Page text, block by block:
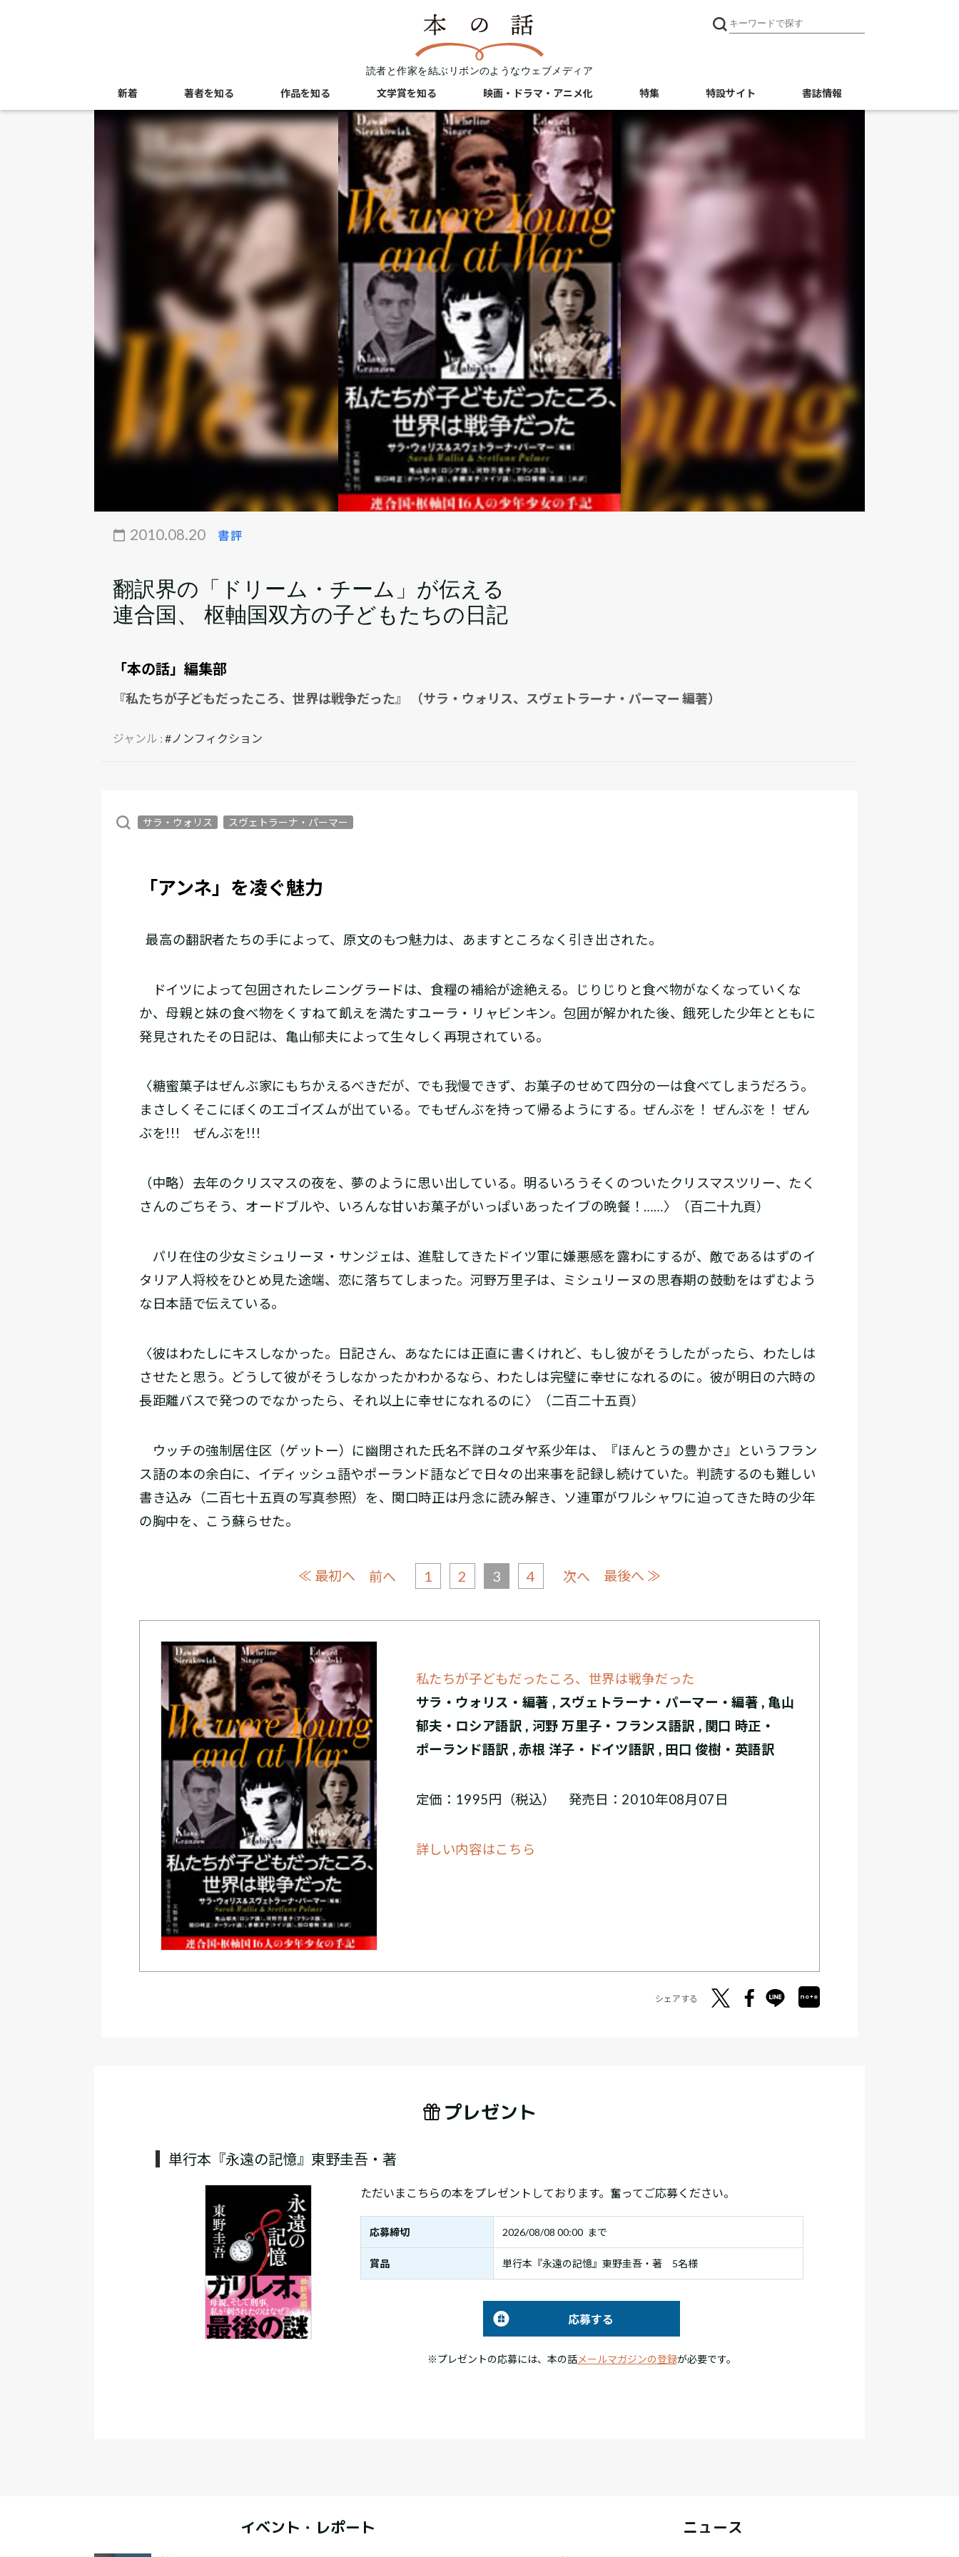
読者と作家を結ぶリボンのようなウェブメディア
新着 著者を知る 作品を知る 文学賞を知る 映画・ドラマ・アニメ化 特集 特設サイト 書誌情報
2010.08.20 書評
翻訳界の「ドリーム・チーム」が伝える
連合国、 枢軸国双方の子どもたちの日記
「本の話」編集部
『私たちが子どもだったころ、世界は戦争だった』 （サラ・ウォリス、スヴェトラーナ・パーマー 編著）
ジャンル : #ノンフィクション
サラ・ウォリス スヴェトラーナ・パーマー
「アンネ」を凌ぐ魅力
最高の翻訳者たちの手によって、原文のもつ魅力は、あますところなく引き出された。
ドイツによって包囲されたレニングラードは、食糧の補給が途絶える。じりじりと食べ物がなくなっていくな
か、母親と妹の食べ物をくすねて飢えを満たすユーラ・リャビンキン。包囲が解かれた後、餓死した少年とともに
発見されたその日記は、亀山郁夫によって生々しく再現されている。
〈糖蜜菓子はぜんぶ家にもちかえるべきだが、でも我慢できず、お菓子のせめて四分の一は食べてしまうだろう。
まさしくそこにぼくのエゴイズムが出ている。でもぜんぶを持って帰るようにする。ぜんぶを！ ぜんぶを！ ぜん
ぶを!!! ぜんぶを!!!
（中略）去年のクリスマスの夜を、夢のように思い出している。明るいろうそくのついたクリスマスツリー、たく
さんのごちそう、オードブルや、いろんな甘いお菓子がいっぱいあったイブの晩餐！……〉（百二十九頁）
パリ在住の少女ミシュリーヌ・サンジェは、進駐してきたドイツ軍に嫌悪感を露わにするが、敵であるはずのイ
タリア人将校をひとめ見た途端、恋に落ちてしまった。河野万里子は、ミシュリーヌの思春期の鼓動をはずむよう
な日本語で伝えている。
〈彼はわたしにキスしなかった。日記さん、あなたには正直に書くけれど、もし彼がそうしたがったら、わたしは
させたと思う。どうして彼がそうしなかったかわかるなら、わたしは完璧に幸せになれるのに。彼が明日の六時の
長距離バスで発つのでなかったら、それ以上に幸せになれるのに〉（二百二十五頁）
ウッチの強制居住区（ゲットー）に幽閉された氏名不詳のユダヤ系少年は、『ほんとうの豊かさ』というフラン
ス語の本の余白に、イディッシュ語やポーランド語などで日々の出来事を記録し続けていた。判読するのも難しい
書き込み（二百七十五頁の写真参照）を、関口時正は丹念に読み解き、ソ連軍がワルシャワに迫ってきた時の少年
の胸中を、こう蘇らせた。
≪ 最初へ 前へ 1 2 3 4 次へ 最後へ ≫
私たちが子どもだったころ、世界は戦争だった
サラ・ウォリス・編著 , スヴェトラーナ・パーマー・編著 , 亀山
郁夫・ロシア語訳 , 河野 万里子・フランス語訳 , 関口 時正・
ポーランド語訳 , 赤根 洋子・ドイツ語訳 , 田口 俊樹・英語訳
定価：1995円（税込） 発売日：2010年08月07日
詳しい内容はこちら
シェアする
プレゼント
単行本『永遠の記憶』東野圭吾・著
ただいまこちらの本をプレゼントしております。奮ってご応募ください。
応募締切 2026/08/08 00:00 まで
賞品 単行本『永遠の記憶』東野圭吾・著 5名様
応募する
※プレゼントの応募には、本の話メールマガジンの登録が必要です。
イベント・レポート ニュース